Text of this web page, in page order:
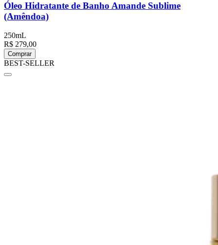
Óleo Hidratante de Banho Amande Sublime
(Amêndoa)
250mL
R$ 279,00
Comprar
BEST-SELLER